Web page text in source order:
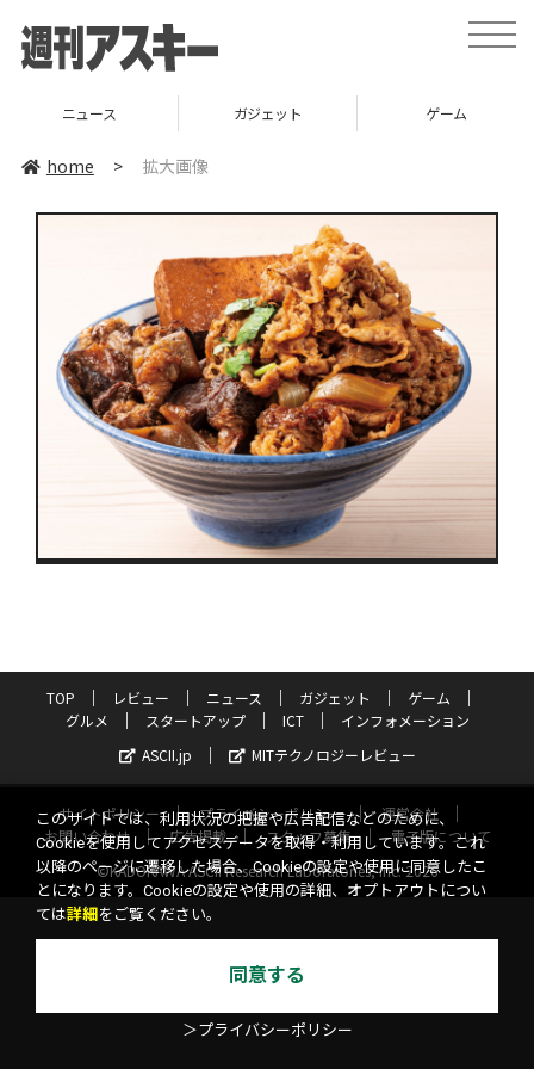
toggle
ニュース ガジェット ゲーム
home > 拡大画像
TOP レビュー ニュース ガジェット
ゲーム
グルメ
スタートアップ ICT
インフォメーション
ASCII.jp
MITテクノロジーレビュー
サイトポリシー プライバシーポリシー
運営会社
お問い合わせ
広告掲載 スタッフ募集
電子版について
©KADOKAWA ASCII Research Laboratories, Inc. 2026
このサイトでは、利用状況の把握や広告配信などのために、
Cookieを使用してアクセスデータを取得・利用しています。これ
以降のページに遷移した場合、Cookieの設定や使用に同意したこ
とになります。Cookieの設定や使用の詳細、オプトアウトについ
ては詳細 をご覧ください。
同意する
＞プライバシーポリシー